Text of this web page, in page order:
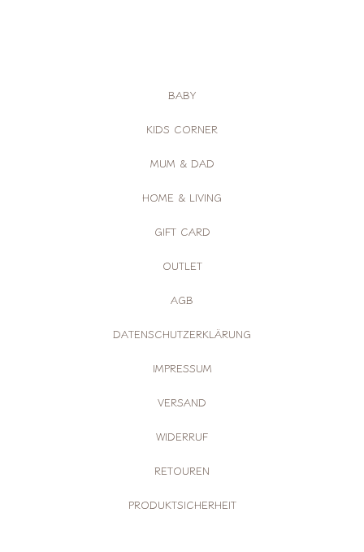
BABY
KIDS CORNER
MUM & DAD
HOME & LIVING
GIFT CARD
OUTLET
AGB
DATENSCHUTZERKLÄRUNG
IMPRESSUM
VERSAND
WIDERRUF
RETOUREN
PRODUKTSICHERHEIT